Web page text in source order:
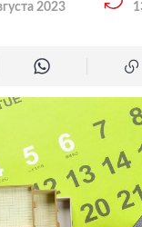
2023